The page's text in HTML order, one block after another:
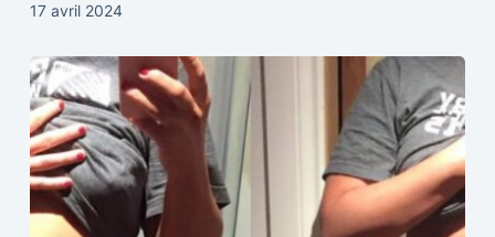
17 avril 2024